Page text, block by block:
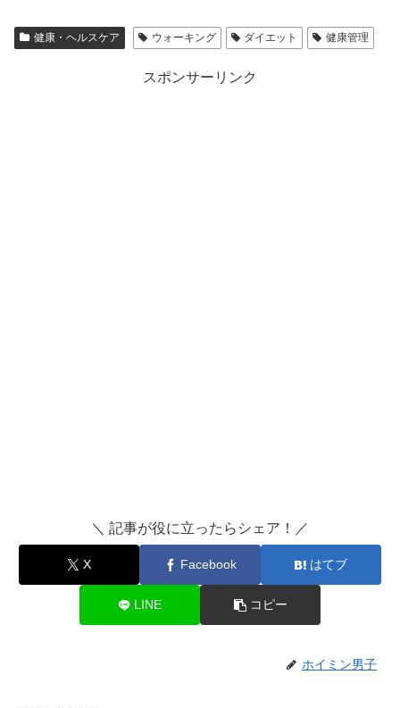
健康・ヘルスケア ウォーキング ダイエット 健康管理
スポンサーリンク
＼ 記事が役に立ったらシェア！／
X Facebook はてブ
LINE コピー
ホイミン男子